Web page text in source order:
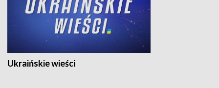
Ukraińskie wieści